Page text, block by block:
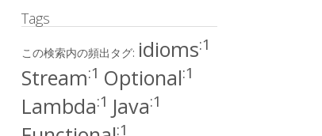
Tags
この検索内の頻出タグ: idioms:1
Stream:1 Optional:1
Lambda:1 Java:1
:1